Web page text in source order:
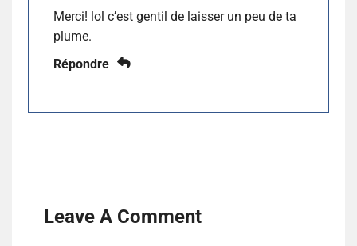
Merci! lol c’est gentil de laisser un peu de ta
plume.
Répondre
Leave A Comment